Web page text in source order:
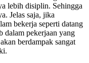
lebih disiplin. Sehingga
Jelas saja, jika
bekerja seperti datang
dalam pekerjaan yang
berdampak sangat